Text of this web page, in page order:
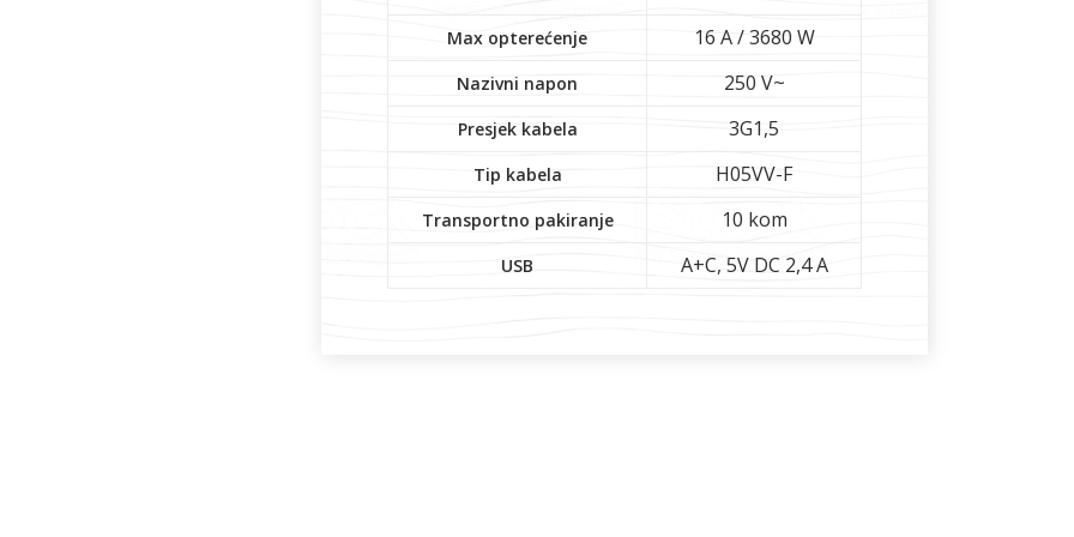
Max opterećenje 16 A / 3680 W
Nazivni napon 250 V~
Presjek kabela 3G1,5
Tip kabela H05VV-F
Transportno pakiranje 10 kom
USB A+C, 5V DC 2,4 A